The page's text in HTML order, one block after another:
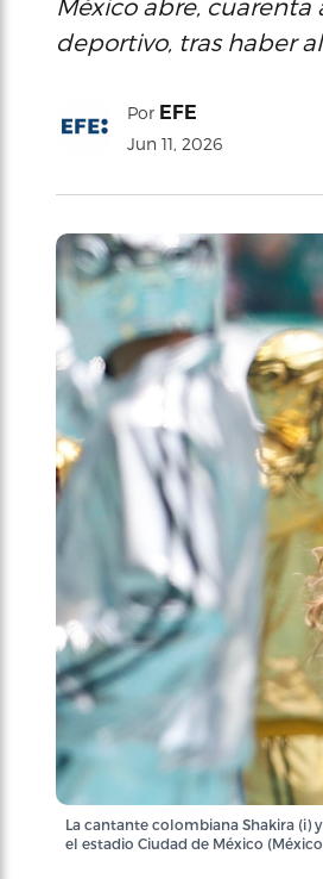
México abre,
deportivo, tras haber
Por EFE
Jun 11, 2026
La cantante colombiana Shakira (i)
el estadio Ciudad de México